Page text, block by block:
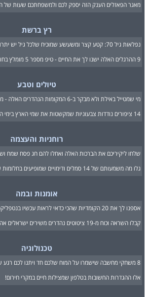
מאגר הפאזלים הענק הזה יספק לכם ולמשפחתכם שעות של
רץ ברשת
נפלאות גיל 70: קטע קצר ומשעשע שמוכיח שלכל גיל יש יתרונות!
9 ההרגלים האלה ישנו לך את החיים - טיפ מספר 5 מומלץ בחום!
טיולים וטבע
מי שמטייל באילת ולא מבקר ב-6 המקומות הנהדרים האלה - מפספס!
14 ציפורים נודדות צבעוניות שמקשטות את שמי הארץ בימי האביב
רוחניות והעצמה
שלחו ליקיריכם את הברכות האלה ואחלו להם חג פסח שמח
גלו מה משמעותם של 14 סמלים ודימויים שמופיעים בחלומות שלכם
אומנות ובמה
אספנו לך את 20 הקומדיות שהכי כדאי לראות עכשיו בנטפליקס!
קבלו השראה וכוח מ-19 ציטוטים נהדרים משירים ישראלים אהובים
טכנולוגיה
8 משחקי מחשבה שישמרו על המוח שלכם חד ויתנו לכם רגע של שקט
אלו ההגדרות החשובות בטלפון שמצילות חיים במקרי חירום!